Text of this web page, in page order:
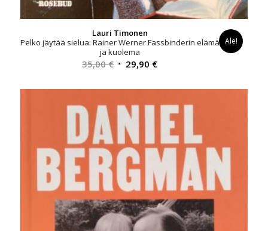
Lauri Timonen
Pelko jäytää sielua: Rainer Werner Fassbinderin elämä
ja kuolema
35,00€ Alkuperäinen
oli:
35,00 €.
29,90 €Nykyinen
on:
29,90 €.
Ale!